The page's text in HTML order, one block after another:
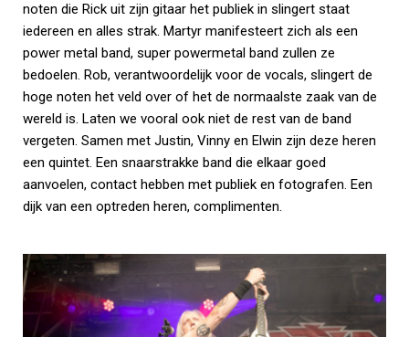
noten die Rick uit zijn gitaar het publiek in slingert staat
iedereen en alles strak. Martyr manifesteert zich als een
power metal band, super powermetal band zullen ze
bedoelen. Rob, verantwoordelijk voor de vocals, slingert de
hoge noten het veld over of het de normaalste zaak van de
wereld is. Laten we vooral ook niet de rest van de band
vergeten. Samen met Justin, Vinny en Elwin zijn deze heren
een quintet. Een snaarstrakke band die elkaar goed
aanvoelen, contact hebben met publiek en fotografen. Een
dijk van een optreden heren, complimenten.